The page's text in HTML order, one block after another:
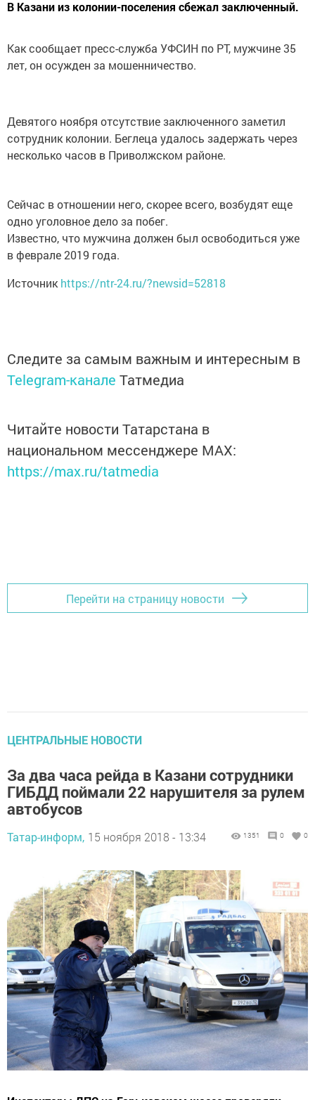
В Казани из колонии-поселения сбежал заключенный.
Как сообщает пресс-служба УФСИН по РТ, мужчине 35
лет, он осужден за мошенничество.
Девятого ноября отсутствие заключенного заметил
сотрудник колонии. Беглеца удалось задержать через
несколько часов в Приволжском районе.
Сейчас в отношении него, скорее всего, возбудят еще
одно уголовное дело за побег.
Известно, что мужчина должен был освободиться уже
в феврале 2019 года.
Источник https://ntr-24.ru/?newsid=52818
Следите за самым важным и интересным в
Telegram-канале Татмедиа
Читайте новости Татарстана в
национальном мессенджере MАХ:
https://max.ru/tatmedia
Перейти на страницу новости
ЦЕНТРАЛЬНЫЕ НОВОСТИ
За два часа рейда в Казани сотрудники
ГИБДД поймали 22 нарушителя за рулем
автобусов
Татар-информ, 15 ноября 2018 - 13:34 1351 0 0